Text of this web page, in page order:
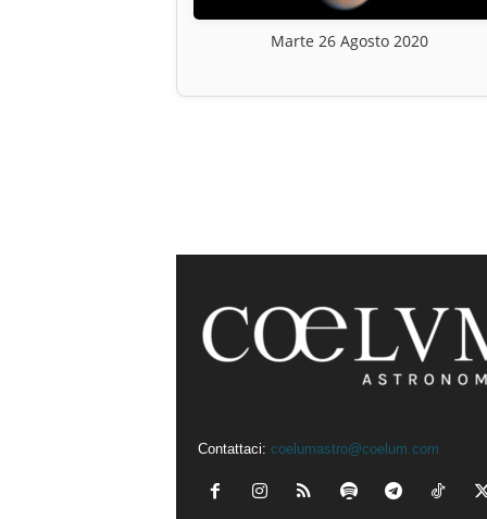
Marte 26 Agosto 2020
Contattaci: coelumastro@coelum.com